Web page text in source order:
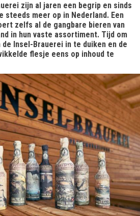
zijn al jaren een begrip en sinds
steeds meer op in Nederland. Een
zelfs al de gangbare bieren van
in hun vaste assortiment. Tijd om
Insel-Brauerei in te duiken en de
flesje eens op inhoud te